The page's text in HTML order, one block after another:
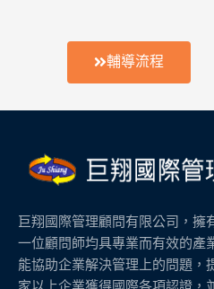
輔導流程
巨翔國際管理顧問有限公司，擁
一位顧問師均具專業而有效的產
能協助企業解決管理上的問題，